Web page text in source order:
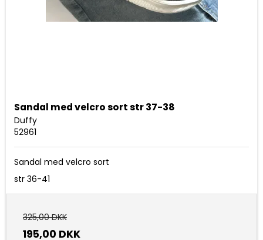
Sandal med velcro sort str 37-38
Duffy
52961
Sandal med velcro sort
str 36-41
325,00 DKK
195,00 DKK